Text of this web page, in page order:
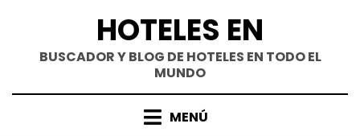
contenido
HOTELES EN
BUSCADOR Y BLOG DE HOTELES EN TODO EL
MUNDO
MENÚ